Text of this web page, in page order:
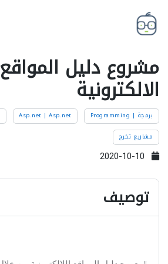
مشروع دليل المواقع
الالكترونية
برمجة | Programming Asp.net | Asp.net
مشاريع تخرج
توصيف